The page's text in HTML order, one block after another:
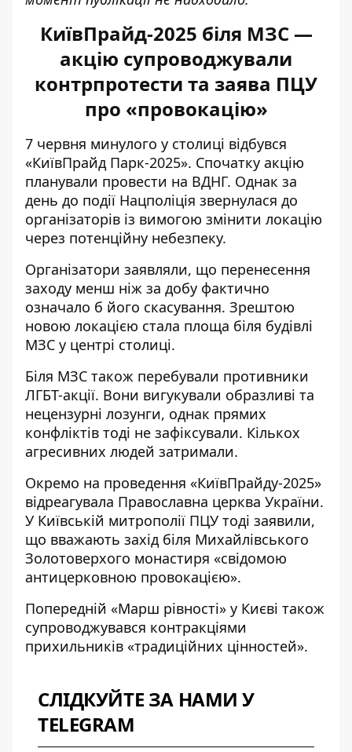
КиївПрайд-2025 біля МЗС —
акцію супроводжували
контрпротести та заява ПЦУ
про «провокацію»
7 червня минулого у столиці відбувся
«КиївПрайд Парк-2025». Спочатку акцію
планували провести на ВДНГ. Однак за
день до події Нацполіція звернулася до
організаторів із вимогою змінити локацію
через потенційну небезпеку.
Організатори заявляли, що перенесення
заходу менш ніж за добу фактично
означало б його скасування. Зрештою
новою локацією стала площа біля будівлі
МЗС у центрі столиці.
Біля МЗС також перебували противники
ЛГБТ-акції. Вони вигукували образливі та
нецензурні лозунги, однак прямих
конфліктів тоді не зафіксували. Кількох
агресивних людей затримали.
Окремо на проведення «КиївПрайду-2025»
відреагувала Православна церква України.
У Київській митрополії ПЦУ тоді заявили,
що вважають захід біля Михайлівського
Золотоверхого монастиря «свідомою
антицерковною провокацією».
Попередній «Марш рівності» у Києві також
супроводжувався контракціями
прихильників «традиційних цінностей».
СЛІДКУЙТЕ ЗА НАМИ У
TELEGRAM